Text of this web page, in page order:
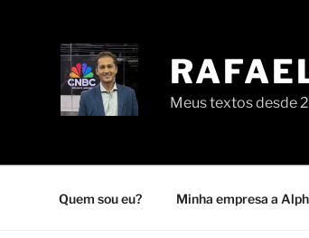
Meus textos desde
Quem sou eu? Minha empresa a